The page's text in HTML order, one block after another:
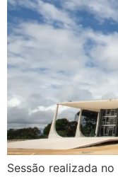
Sessão realizada